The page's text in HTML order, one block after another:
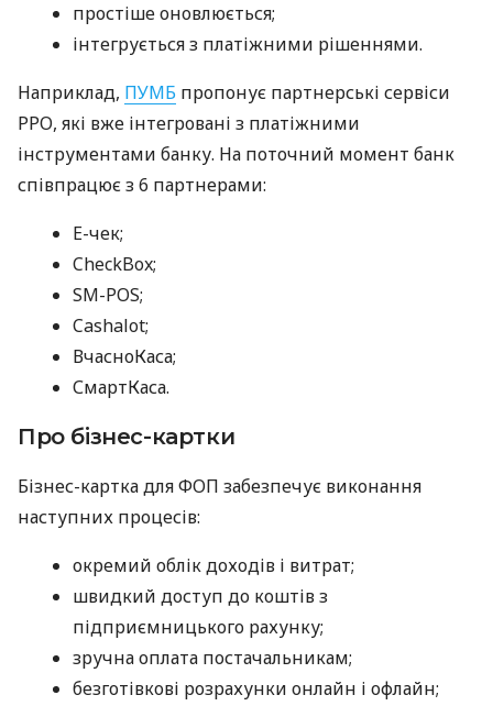
простіше оновлюється;
інтегрується з платіжними рішеннями.
Наприклад, ПУМБ пропонує партнерські сервіси
РРО, які вже інтегровані з платіжними
інструментами банку. На поточний момент банк
співпрацює з 6 партнерами:
E-чек;
CheckBox;
SM-POS;
Cashalot;
ВчасноКаса;
СмартКаса.
Про бізнес-картки
Бізнес-картка для ФОП забезпечує виконання
наступних процесів:
окремий облік доходів і витрат;
швидкий доступ до коштів з
підприємницького рахунку;
зручна оплата постачальникам;
безготівкові розрахунки онлайн і офлайн;